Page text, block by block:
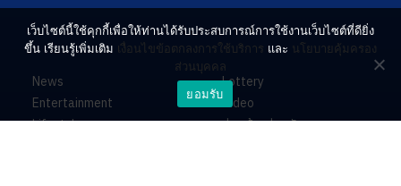
News
Entertainment
Lifestyle
Lottery
Video
ร่วมด้วยช่วยกัน
เว็บไซต์นี้ใช้คุกกี้เพื่อให้ท่านได้รับประสบการณ์การใช้งานเว็บไซต์ที่ดียิ่ง
ขึ้น เรียนรู้เพิ่มเติม เงื่อนไขข้อตกลงการใช้บริการ และ นโยบายคุ้มครอง
ส่วนบุคคล
ยอมรับ